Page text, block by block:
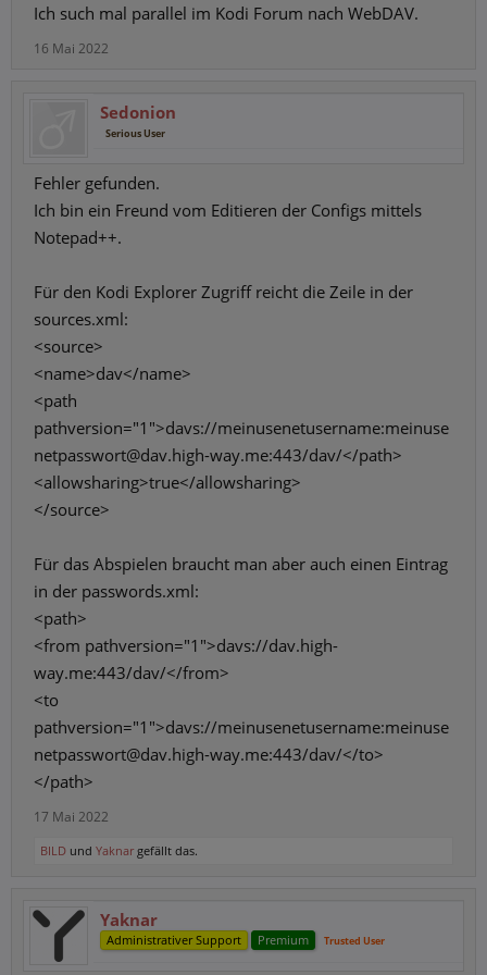
Ich such mal parallel im Kodi Forum nach WebDAV.
16 Mai 2022
Sedonion
Serious User
Fehler gefunden.
Ich bin ein Freund vom Editieren der Configs mittels
Notepad++.
Für den Kodi Explorer Zugriff reicht die Zeile in der
sources.xml:
<source>
<name>dav</name>
<path
pathversion="1">davs://meinusenetusername:meinuse
netpasswort@dav.high-way.me:443/dav/</path>
<allowsharing>true</allowsharing>
</source>
Für das Abspielen braucht man aber auch einen Eintrag
in der passwords.xml:
<path>
<from pathversion="1">davs://dav.high-
way.me:443/dav/</from>
<to
pathversion="1">davs://meinusenetusername:meinuse
netpasswort@dav.high-way.me:443/dav/</to>
</path>
17 Mai 2022
BILD und Yaknar gefällt das.
Yaknar
Administrativer Support Premium Trusted User